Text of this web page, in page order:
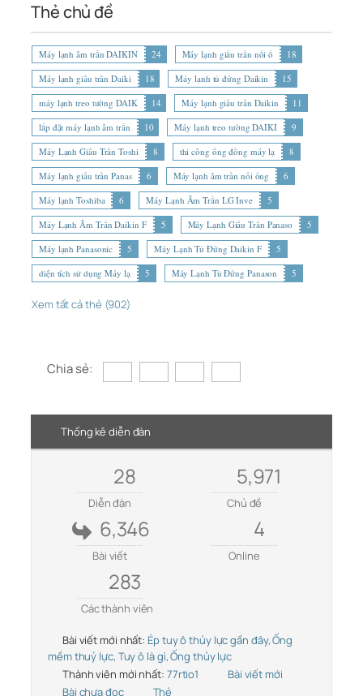
Thẻ chủ đề
Máy lạnh âm trần DAIKIN 24 Máy lạnh giấu trần nối ố
18
Máy lạnh giấu trần Daiki
18 Máy lạnh tủ đứng Daikin
15
máy lạnh treo tường DAIK
14 Máy lạnh giấu trần Daikin
11
lắp đặt máy lạnh âm trần
10 Máy lạnh treo tường DAIKI
9
Máy Lạnh Giấu Trần Toshi
8 thi công ống đồng máy lạ
8
Máy lạnh giấu trần Panas
6 Máy lạnh âm trần nối ống
6
Máy lạnh Toshiba
6 Máy Lạnh Âm Trần LG Inve
5
Máy Lạnh Âm Trần Daikin F
5 Máy Lạnh Giấu Trần Panaso
5
Máy lạnh Panasonic
5 Máy Lạnh Tủ Đứng Daikin F
5
diện tích sử dụng Máy lạ
5 Máy Lạnh Tủ Đứng Panason 5
Xem tất cả thẻ (902)
Chia sẻ:
Thống kê diễn đàn
28
Diễn đàn
5,971
Chủ đề
6,346
Bài viết
4
Online
283
Các thành viên
Bài viết mới nhất: Ép tuy ô thủy lực gần đây, Ống
mềm thuỷ lực, Tuy ô là gì, Ống thủy lực
Thành viên mới nhất: 77rtio1
Bài viết mới
Bài chưa đọc
Thẻ